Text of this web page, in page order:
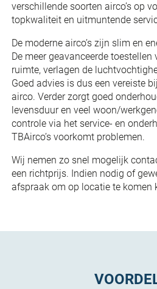
verschillende soorten airco’s op
topkwaliteit en uitmuntende
De moderne airco’s zijn slim en
De meer geavanceerde toestellen
ruimte, verlagen de
Goed advies is dus een vereiste
airco. Verder zorgt goed
levensduur en veel woon/
controle via het service- en
TBAirco’s voorkomt problemen.
Wij nemen zo snel mogelijk
een richtprijs. Indien nodig of
afspraak om op locatie te komen